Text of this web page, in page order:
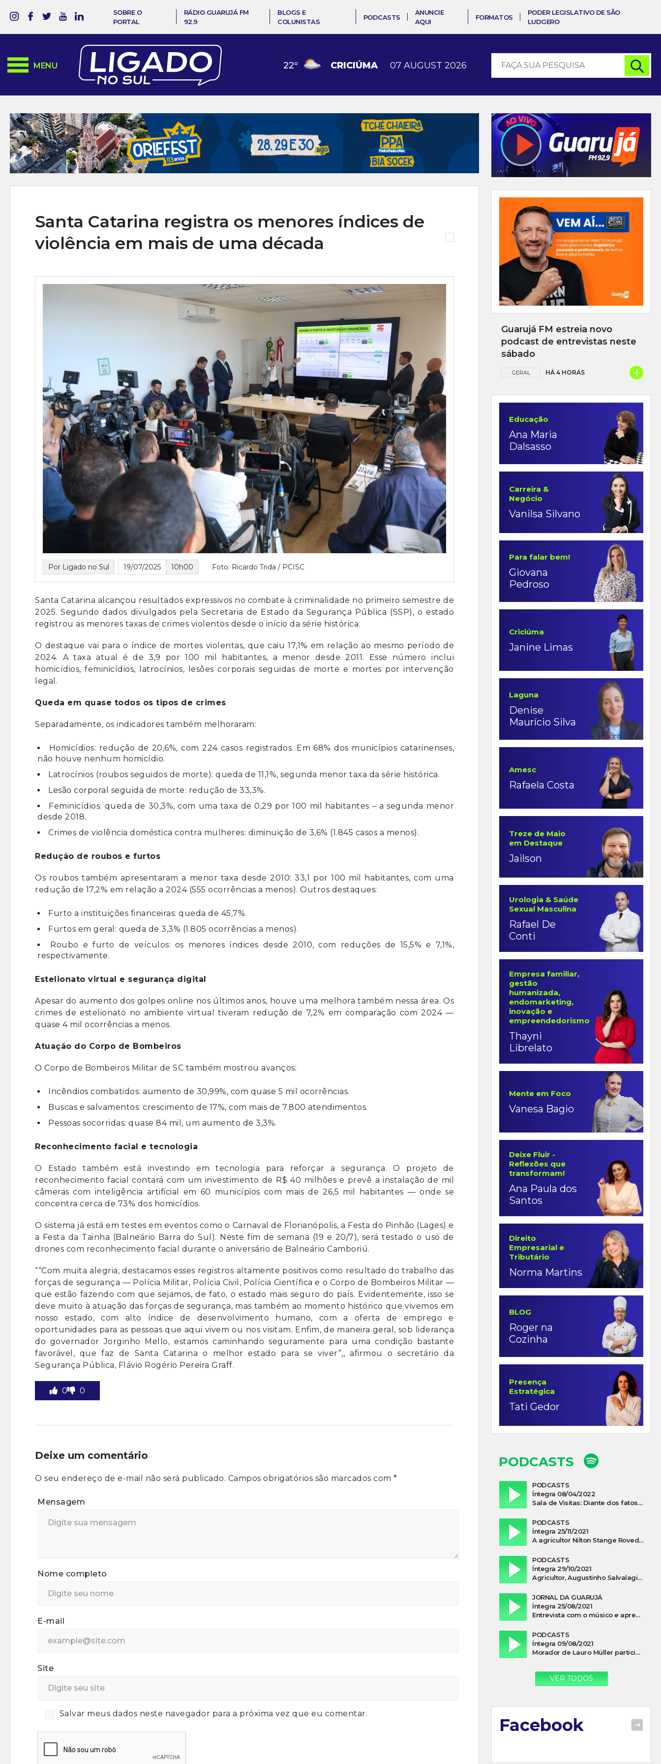
SOBRE O
PORTAL
RÁDIO GUARUJÁ FM
92.9
BLOGS E
COLUNISTAS
PODCASTS
ANUNCIE
AQUI
FORMATOS
PODER LEGISLATIVO DE SÃO
LUDGERO
MENU 22º CRICIÚMA 07 AUGUST 2026
Santa Catarina registra os menores índices de
violência em mais de uma década
Por Ligado no Sul 19/07/2025 10h00 Foto: Ricardo Trida / PCISC
Santa Catarina alcançou resultados expressivos no combate à criminalidade no primeiro semestre de
2025. Segundo dados divulgados pela Secretaria de Estado da Segurança Pública (SSP), o estado
registrou as menores taxas de crimes violentos desde o início da série histórica.
O destaque vai para o índice de mortes violentas, que caiu 17,1% em relação ao mesmo período de
2024. A taxa atual é de 3,9 por 100 mil habitantes, a menor desde 2011. Esse número inclui
homicídios, feminicídios, latrocínios, lesões corporais seguidas de morte e mortes por intervenção
legal.
Queda em quase todos os tipos de crimes
Separadamente, os indicadores também melhoraram:
Homicídios: redução de 20,6%, com 224 casos registrados. Em 68% dos municípios catarinenses,
não houve nenhum homicídio.
Latrocínios (roubos seguidos de morte): queda de 11,1%, segunda menor taxa da série histórica.
Lesão corporal seguida de morte: redução de 33,3%.
Feminicídios: queda de 30,3%, com uma taxa de 0,29 por 100 mil habitantes – a segunda menor
desde 2018.
Crimes de violência doméstica contra mulheres: diminuição de 3,6% (1.845 casos a menos).
Redução de roubos e furtos
Os roubos também apresentaram a menor taxa desde 2010: 33,1 por 100 mil habitantes, com uma
redução de 17,2% em relação a 2024 (555 ocorrências a menos). Outros destaques:
Furto a instituições financeiras: queda de 45,7%.
Furtos em geral: queda de 3,3% (1.805 ocorrências a menos).
Roubo e furto de veículos: os menores índices desde 2010, com reduções de 15,5% e 7,1%,
respectivamente.
Estelionato virtual e segurança digital
Apesar do aumento dos golpes online nos últimos anos, houve uma melhora também nessa área. Os
crimes de estelionato no ambiente virtual tiveram redução de 7,2% em comparação com 2024 —
quase 4 mil ocorrências a menos.
Atuação do Corpo de Bombeiros
O Corpo de Bombeiros Militar de SC também mostrou avanços:
Incêndios combatidos: aumento de 30,99%, com quase 5 mil ocorrências.
Buscas e salvamentos: crescimento de 17%, com mais de 7.800 atendimentos.
Pessoas socorridas: quase 84 mil, um aumento de 3,3%.
Reconhecimento facial e tecnologia
O Estado também está investindo em tecnologia para reforçar a segurança. O projeto de
reconhecimento facial contará com um investimento de R$ 40 milhões e prevê a instalação de mil
câmeras com inteligência artificial em 60 municípios com mais de 26,5 mil habitantes — onde se
concentra cerca de 73% dos homicídios.
O sistema já está em testes em eventos como o Carnaval de Florianópolis, a Festa do Pinhão (Lages) e
a Festa da Tainha (Balneário Barra do Sul). Neste fim de semana (19 e 20/7), será testado o uso de
drones com reconhecimento facial durante o aniversário de Balneário Camboriú.
““Com muita alegria, destacamos esses registros altamente positivos como resultado do trabalho das
forças de segurança — Polícia Militar, Polícia Civil, Polícia Científica e o Corpo de Bombeiros Militar —
que estão fazendo com que sejamos, de fato, o estado mais seguro do país. Evidentemente, isso se
deve muito à atuação das forças de segurança, mas também ao momento histórico que vivemos em
nosso estado, com alto índice de desenvolvimento humano, com a oferta de emprego e
oportunidades para as pessoas que aqui vivem ou nos visitam. Enfim, de maneira geral, sob liderança
do governador Jorginho Mello, estamos caminhando seguramente para uma condição bastante
favorável, que faz de Santa Catarina o melhor estado para se viver”,, afirmou o secretário da
Segurança Pública, Flávio Rogério Pereira Graff.
0 0
Deixe um comentário
O seu endereço de e-mail não será publicado. Campos obrigatórios são marcados com *
Mensagem
Nome completo
E-mail
Site
Salvar meus dados neste navegador para a próxima vez que eu comentar.
Guarujá FM estreia novo
podcast de entrevistas neste
sábado
GERAL HÁ 4 HORAS +
Educação
Ana Maria
Dalsasso
Carreira &
Negócio
Vanilsa Silvano
Para falar bem!
Giovana
Pedroso
Criciúma
Janine Limas
Laguna
Denise
Maurício Silva
Amesc
Rafaela Costa
Treze de Maio
em Destaque
Jailson
Urologia & Saúde
Sexual Masculina
Rafael De
Conti
Empresa familiar,
gestão
humanizada,
endomarketing,
inovação e
empreendedorismo
Thayni
Librelato
Mente em Foco
Vanesa Bagio
Deixe Fluir -
Reflexões que
transformam!
Ana Paula dos
Santos
Direito
Empresarial e
Tributário
Norma Martins
BLOG
Roger na
Cozinha
Presença
Estratégica
Tati Gedor
PODCASTS
PODCASTS
Íntegra 08/04/2022
Sala de Visitas: Diante dos fatos que influenciam a economia o que podemos esperar de 2022
PODCASTS
Íntegra 25/11/2021
A agricultor Nilton Stange Roveda, afirma ter recebido ajuda espiritual durante acidente
PODCASTS
Íntegra 29/10/2021
Agricultor, Augustinho Salvalagio, relata sobre aparição do Cavaleiro Negro no Rio das Furnas
JORNAL DA GUARUJÁ
Íntegra 25/08/2021
Entrevista com o músico e apresentador, Lismael Ferrareis, no Cidade e Campo
PODCASTS
Íntegra 09/08/2021
Morador de Lauro Müller participa de motociata em apoio a Bolsonaro
VER TODOS
Facebook